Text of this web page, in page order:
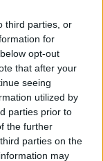
third parties, or
for
opt-out
that after your
seeing
utilized by
parties prior to
the further
parties on the
may